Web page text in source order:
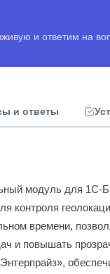
и ответим на
и ответы
модуль для 1С-
контроля
времени,
и повышать